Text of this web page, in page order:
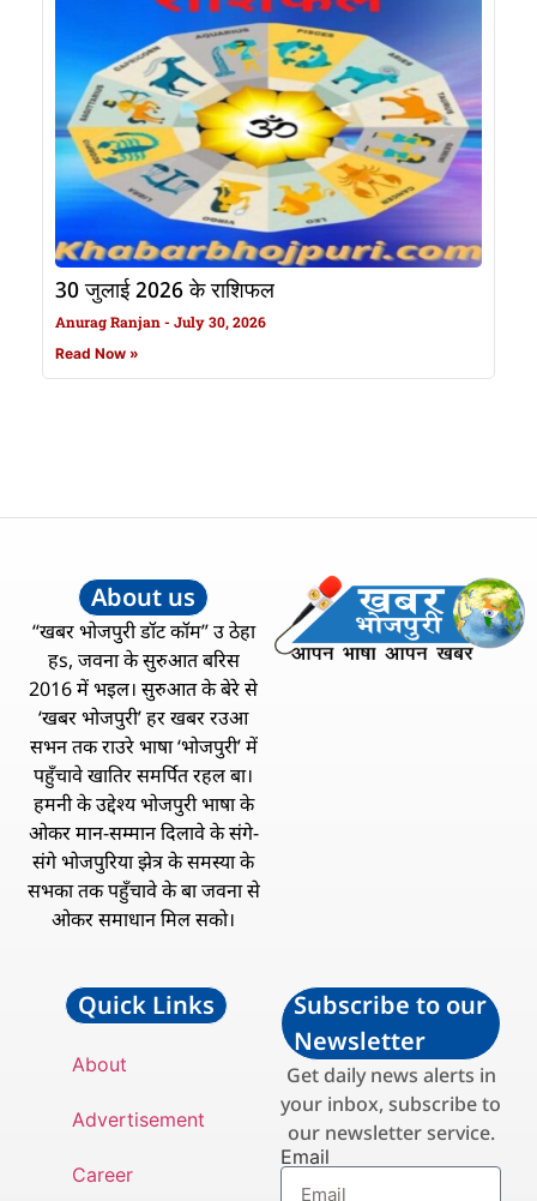
30 जुलाई 2026 के राशिफल
Anurag Ranjan July 30, 2026
Read Now »
About us
“खबर भोजपुरी डॉट कॉम” उ ठेहा
हs, जवना के सुरुआत बरिस
2016 में भइल। सुरुआत के बेरे से
‘खबर भोजपुरी’ हर खबर रउआ
सभन तक राउरे भाषा ‘भोजपुरी’ में
पहुँचावे खातिर समर्पित रहल बा।
हमनी के उद्देश्य भोजपुरी भाषा के
ओकर मान-सम्मान दिलावे के संगे-
संगे भोजपुरिया झेत्र के समस्या के
सभका तक पहुँचावे के बा जवना से
ओकर समाधान मिल सको।
Quick Links
About
Advertisement
Career
Subscribe to our
Newsletter
Get daily news alerts in
your inbox, subscribe to
our newsletter service.
Email